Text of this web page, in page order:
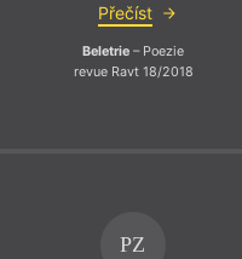
Přečíst
Beletrie – Poezie
revue Ravt 18/2018
PZ